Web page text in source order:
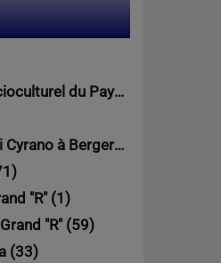
du Pays Foyen (79)
à Bergerac (1)
"R" (1)
"R" (59)
(33)